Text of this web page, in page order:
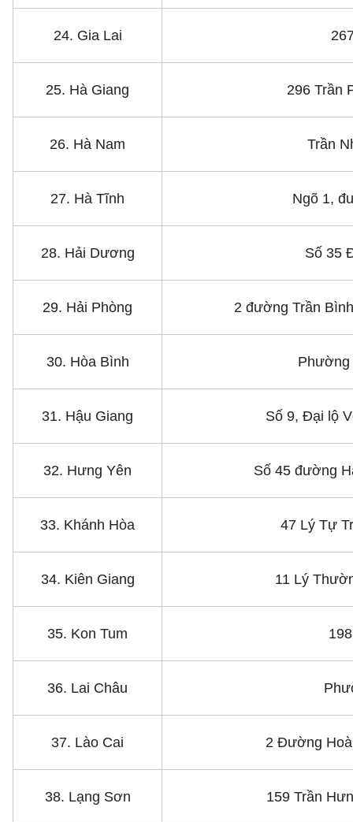
24. Gia Lai
25. Hà Giang 296 Trần
26. Hà Nam Trần
27. Hà Tĩnh Ngõ 1,
28. Hải Dương Số 35
29. Hải Phòng 2 đường Trần
30. Hòa Bình Phường
31. Hậu Giang Số 9, Đại lộ
32. Hưng Yên Số 45 đường
33. Khánh Hòa 47 Lý Tự
34. Kiên Giang 11 Lý
35. Kon Tum
36. Lai Châu
37. Lào Cai 2 Đường
38. Lạng Sơn 159 Trần